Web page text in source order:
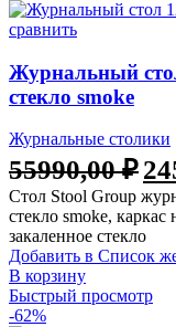
сравнить
Журнальный
стекло smoke
Журнальные столики
55990,00₽
Стол Stool Group
стекло smoke,
закаленное стекло
Добавить в Список
В корзину
Быстрый просмотр
-62%